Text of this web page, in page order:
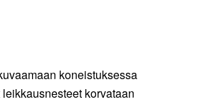
koneistuksessa
korvataan